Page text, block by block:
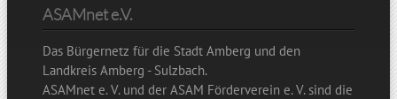
ASAMnet e.V.
Das Bürgernetz für die Stadt Amberg und den
Landkreis Amberg - Sulzbach.
ASAMnet e. V. und der ASAM Förderverein e. V. sind die